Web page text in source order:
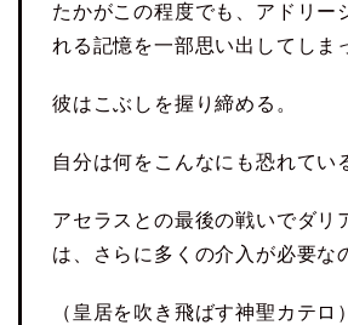
たかがこの程度でも、アドリー
れる記憶を一部思い出してしま
彼はこぶしを握り締める。
自分は何をこんなにも恐れてい
アセラスとの最後の戦いでダリ
は、さらに多くの介入が必要な
（皇居を吹き飛ばす神聖カテロ）